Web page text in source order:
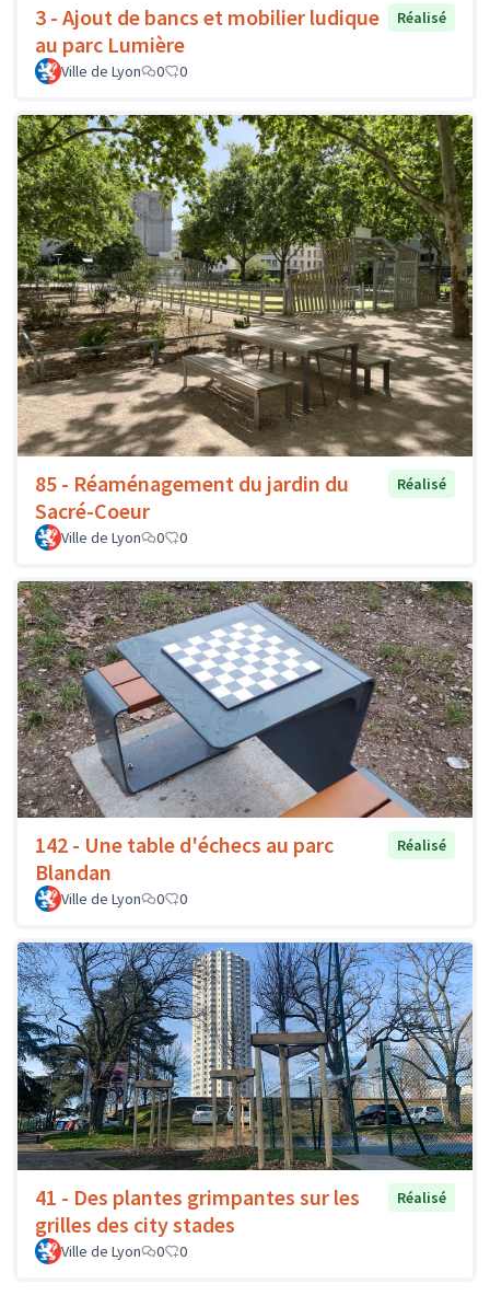
3 - Ajout de bancs et mobilier ludique
au parc Lumière
Réalisé
Ville de Lyon 0 0
85 - Réaménagement du jardin du
Sacré-Coeur
Réalisé
Ville de Lyon 0 0
142 - Une table d'échecs au parc
Blandan
Réalisé
Ville de Lyon 0 0
41 - Des plantes grimpantes sur les
grilles des city stades
Réalisé
Ville de Lyon 0 0